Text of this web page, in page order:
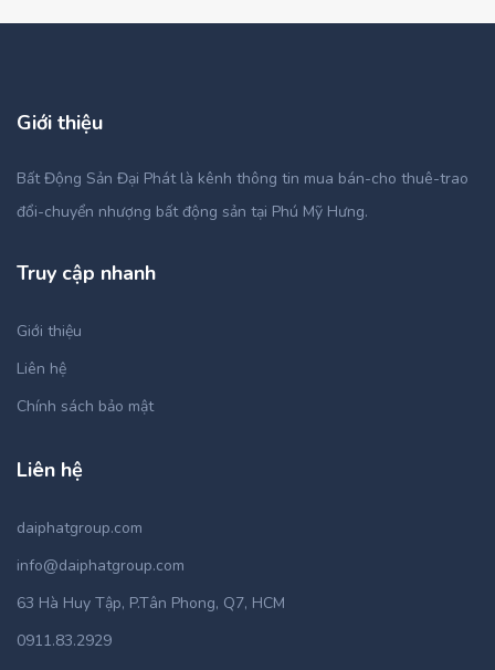
Giới thiệu
Bất Động Sản Đại Phát là kênh thông tin mua bán-cho thuê-trao
đổi-chuyển nhượng bất động sản tại Phú Mỹ Hưng.
Truy cập nhanh
Giới thiệu
Liên hệ
Chính sách bảo mật
Liên hệ
daiphatgroup.com
info@daiphatgroup.com
63 Hà Huy Tập, P.Tân Phong, Q7, HCM
0911.83.2929